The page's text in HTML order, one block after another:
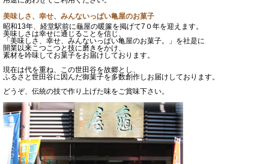
美味しさ、幸せ、みんないっぱい亀屋のお菓子
昭和13年、経堂駅前に龜屋の暖簾を掲げて7０年を迎えます。
美味しさは幸せに通じることを信じ、
「美味しさ、幸せ、みんないっぱい亀屋のお菓子。」を社是に
開業以来こつこつと技に磨きをかけ、
素材を吟味してお菓子をお届けしております。
現在は代を重ね、この世田谷を故郷とし、
ふるさと世田谷に因んだ御菓子を多数創作しお届けしております。
どうぞ、伝統の技で作り上げた味をご賞味下さい。